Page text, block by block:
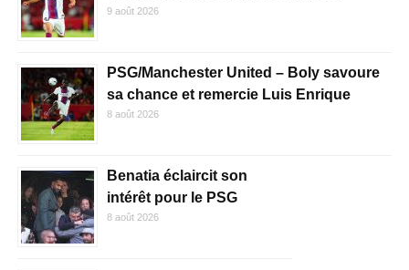
9 août 2026
PSG/Manchester United – Boly savoure
sa chance et remercie Luis Enrique
8 août 2026
Benatia éclaircit son
intérêt pour le PSG
8 août 2026